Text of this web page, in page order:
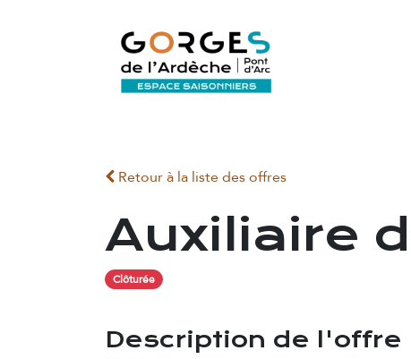
Retour à la liste des offres
Auxiliaire
Clôturée
Description de l'offre